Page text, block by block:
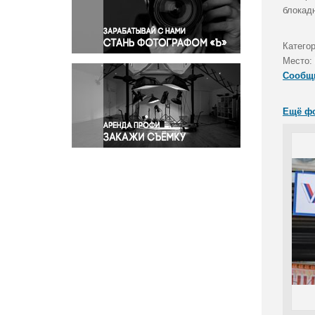
Правосудие
Происшествия и конфликты
Религия
Светская жизнь
Спорт
Экология
Экономика и бизнес
Место:
Ещё